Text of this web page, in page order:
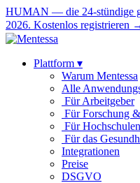
HUMAN — die 24-stündige
2026. Kostenlos registrieren
Plattform ▾
Warum Mentessa
Alle
Für Arbeitgeber
Für Forschung
Für Hochschulen
Für das
Integrationen
Preise
DSGVO